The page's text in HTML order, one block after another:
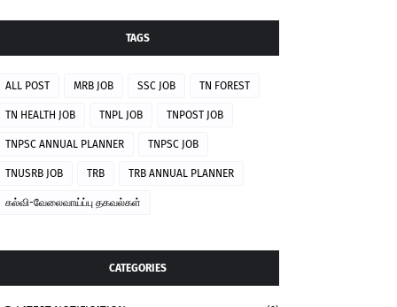
TAGS
ALL POST MRB JOB SSC JOB TN FOREST
TN HEALTH JOB TNPL JOB TNPOST JOB
TNPSC ANNUAL PLANNER TNPSC JOB
TNUSRB JOB TRB TRB ANNUAL PLANNER
கல்வி-வேலைவாய்ப்பு தகவல்கள்
CATEGORIES